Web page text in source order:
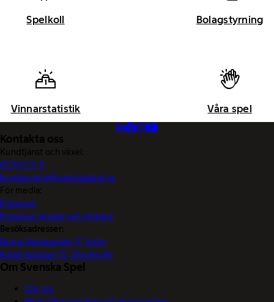
Spelkoll Bolagstyrning
Vinnarstatistik Våra spel
Kontakta oss
Kundtjänst och växel:
0770-11 11 11
kundservice@svenskaspel.se
För media:
Pressjour
Pressjour vinster och vinnare
Besöksadresser:
Norra Hansegatan 17, Visby
Katarinavägen 15, Stockholm
Om Svenska Spel
Om oss